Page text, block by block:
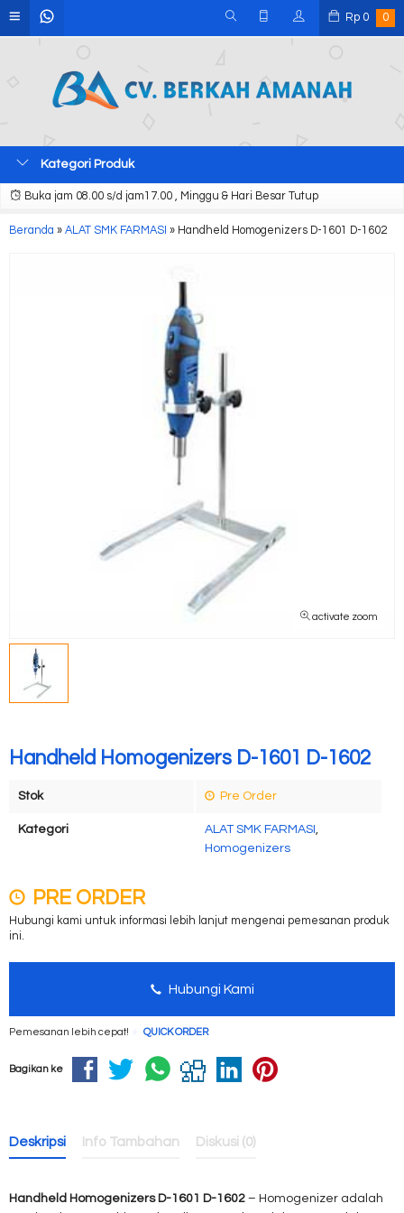
Rp 0 0
Kategori Produk
Buka jam 08.00 s/d jam17.00 , Minggu & Hari Besar Tutup
Beranda » ALAT SMK FARMASI » Handheld Homogenizers D-1601 D-1602
activate zoom
Handheld Homogenizers D-1601 D-1602
Stok Pre Order
Kategori ALAT SMK FARMASI ,
Homogenizers
PRE ORDER
Hubungi kami untuk informasi lebih lanjut mengenai pemesanan produk
ini.
Hubungi Kami
Pemesanan lebih cepat! QUICK ORDER
Bagikan ke
Deskripsi Info Tambahan Diskusi (0)
Handheld Homogenizers D-1601 D-1602 – Homogenizer adalah